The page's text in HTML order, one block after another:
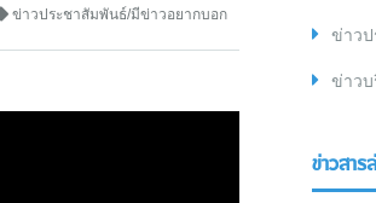
ข่าวประชาสัมพันธ์/มีข่าวอยากบอก
ข่าว
ข่าวบ
ข่าวสาร